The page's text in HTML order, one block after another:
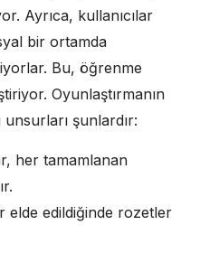
Ayrıca, kullanıcılar
bir ortamda
Bu, öğrenme
Oyunlaştırmanın
unsurları şunlardır:
her tamamlanan
elde edildiğinde rozetler